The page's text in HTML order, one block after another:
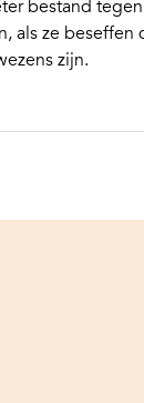
bestand
als ze beseffen
zijn.